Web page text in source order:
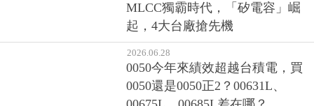
MLCC獨霸時代，「矽電容」崛
起，4大台廠搶先機
2026.06.28
0050今年來績效超越台積電，買
0050還是0050正2？00631L、